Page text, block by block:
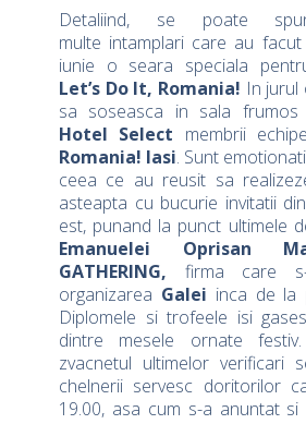
Detaliind, se poate
multe intamplari care au
iunie o seara speciala
Let’s Do It, Romania! In jurul
sa soseasca in sala
Hotel Select membrii
Romania! Iasi. Sunt
ceea ce au reusit sa
asteapta cu bucurie invitatii
est, punand la punct ultimele
Emanuelei Oprisan
GATHERING, firma care
organizarea Galei inca de la
Diplomele si trofeele isi
dintre mesele ornate
zvacnetul ultimelor verificari
chelnerii servesc doritorilor
19.00, asa cum s-a anuntat si